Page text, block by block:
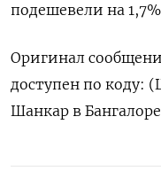
подешевели на
Оригинал
доступен по коду:
Шанкар в